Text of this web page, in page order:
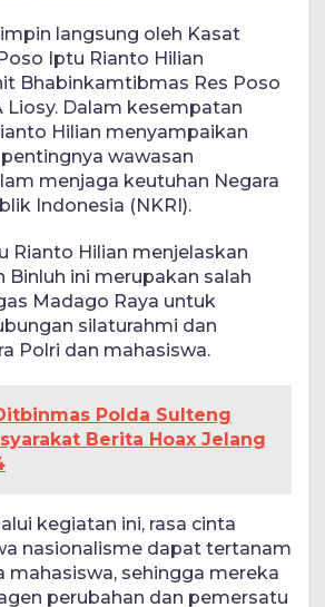
langsung oleh Kasat
Iptu Rianto Hilian
Bhabinkamtibmas Res Poso
Liosy. Dalam kesempatan
Hilian menyampaikan
wawasan
menjaga keutuhan Negara
Indonesia (NKRI).
Rianto Hilian menjelaskan
Binluh ini merupakan salah
Madago Raya untuk
silaturahmi dan
Polri dan mahasiswa.
Polda Sulteng
Berita Hoax Jelang
kegiatan ini, rasa cinta
nasionalisme dapat tertanam
mahasiswa, sehingga mereka
perubahan dan pemersatu